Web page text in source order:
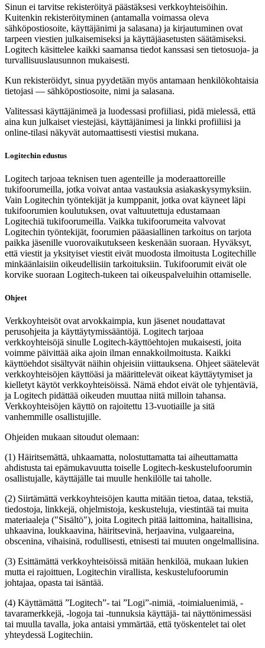
Sinun ei tarvitse rekisteröityä päästäksesi verkkoyhteisöihin.
Kuitenkin rekisteröityminen (antamalla voimassa oleva
sähköpostiosoite, käyttäjänimi ja salasana) ja kirjautuminen ovat
tarpeen viestien julkaisemiseksi ja käyttäjäasetusten säätämiseksi.
Logitech käsittelee kaikki saamansa tiedot kanssasi sen tietosuoja- ja
turvallisuuslausunnon mukaisesti.
Kun rekisteröidyt, sinua pyydetään myös antamaan henkilökohtaisia
tietojasi — sähköpostiosoite, nimi ja salasana.
Valitessasi käyttäjänimeä ja luodessasi profiiliasi, pidä mielessä, että
aina kun julkaiset viestejäsi, käyttäjänimesi ja linkki profiiliisi ja
online-tilasi näkyvät automaattisesti viestisi mukana.
Logitechin edustus
Logitech tarjoaa teknisen tuen agenteille ja moderaattoreille
tukifoorumeilla, jotka voivat antaa vastauksia asiakaskysymyksiin.
Vain Logitechin työntekijät ja kumppanit, jotka ovat käyneet läpi
tukifoorumien koulutuksen, ovat valtuutettuja edustamaan
Logitechiä tukifoorumeilla. Vaikka tukifoorumeita valvovat
Logitechin työntekijät, foorumien pääasiallinen tarkoitus on tarjota
paikka jäsenille vuorovaikutukseen keskenään suoraan. Hyväksyt,
että viestit ja yksityiset viestit eivät muodosta ilmoitusta Logitechille
minkäänlaisiin oikeudellisiin tarkoituksiin. Tukifoorumit eivät ole
korvike suoraan Logitech-tukeen tai oikeuspalveluihin ottamiselle.
Ohjeet
Verkkoyhteisöt ovat arvokkaimpia, kun jäsenet noudattavat
perusohjeita ja käyttäytymissääntöjä. Logitech tarjoaa
verkkoyhteisöjä sinulle Logitech-käyttöehtojen mukaisesti, joita
voimme päivittää aika ajoin ilman ennakkoilmoitusta. Kaikki
käyttöehdot sisältyvät näihin ohjeisiin viittauksena. Ohjeet säätelevät
verkkoyhteisöjen käyttöäsi ja määrittelevät oikeat käyttäytymiset ja
kielletyt käytöt verkkoyhteisöissä. Nämä ehdot eivät ole tyhjentäviä,
ja Logitech pidättää oikeuden muuttaa niitä milloin tahansa.
Verkkoyhteisöjen käyttö on rajoitettu 13-vuotiaille ja sitä
vanhemmille osallistujille.
Ohjeiden mukaan sitoudut olemaan:
(1) Häiritsemättä, uhkaamatta, nolostuttamatta tai aiheuttamatta
ahdistusta tai epämukavuutta toiselle Logitech-keskustelufoorumin
osallistujalle, käyttäjälle tai muulle henkilölle tai taholle.
(2) Siirtämättä verkkoyhteisöjen kautta mitään tietoa, dataa, tekstiä,
tiedostoja, linkkejä, ohjelmistoja, keskusteluja, viestintää tai muita
materiaaleja ("Sisältö"), joita Logitech pitää laittomina, haitallisina,
uhkaavina, loukkaavina, häiritsevinä, herjaavina, vulgaareina,
obscenina, vihaisinä, rodullisesti, etnisesti tai muuten ongelmallisina.
(3) Esittämättä verkkoyhteisöissä mitään henkilöä, mukaan lukien
mutta ei rajoittuen, Logitechin virallista, keskustelufoorumin
johtajaa, opasta tai isäntää.
(4) Käyttämättä ”Logitech”- tai ”Logi”-nimiä, -toimialuenimiä, -
tavaramerkkejä, -logoja tai -tunnuksia käyttäjä- tai näyttönimessäsi
tai muulla tavalla, joka antaisi ymmärtää, että työskentelet tai olet
yhteydessä Logitechiin.